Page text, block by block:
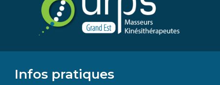
Infos pratiques